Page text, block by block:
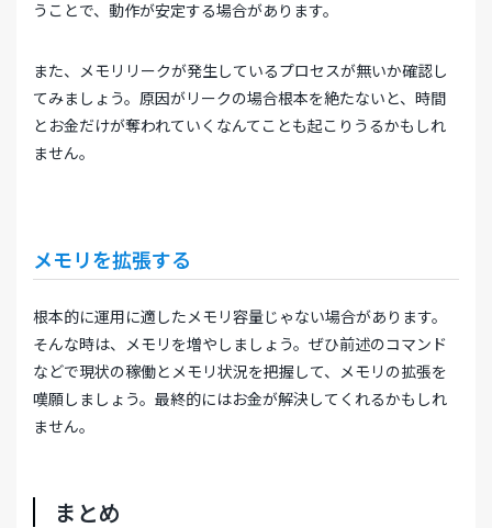
うことで、動作が安定する場合があります。
また、メモリリークが発生しているプロセスが無いか確認し
てみましょう。原因がリークの場合根本を絶たないと、時間
とお金だけが奪われていくなんてことも起こりうるかもしれ
ません。
メモリを拡張する
根本的に運用に適したメモリ容量じゃない場合があります。
そんな時は、メモリを増やしましょう。ぜひ前述のコマンド
などで現状の稼働とメモリ状況を把握して、メモリの拡張を
嘆願しましょう。最終的にはお金が解決してくれるかもしれ
ません。
まとめ